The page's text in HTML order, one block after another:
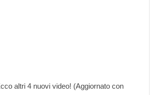
altri 4 nuovi video! (Aggiornato con